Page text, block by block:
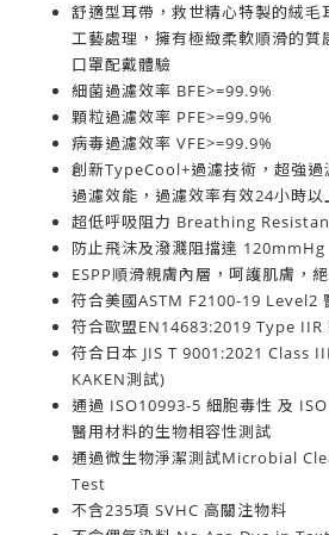
舒適型耳帶，救世精心特製的絨毛
工藝處理，擁有極緻柔軟順滑的質
口罩配戴體驗
細菌過濾效率 BFE>=99.9%
顆粒過濾效率 PFE>=99.9%
病毒過濾效率 VFE>=99.9%
創新TypeCool+過濾技術，超強
過濾效能，過濾效率有效24小時以
超低呼吸阻力 Breathing
防止飛沫及潑濺阻擋達 120mmHg
ESPP順滑親膚內層，呵護肌膚，
符合美國ASTM F2100-19 Level2
符合歐盟EN14683:2019 Type IIR
符合日本 JIS T 9001:2021 Class
KAKEN測試)
通過 ISO10993-5 細胞毒性 及
醫用材料的生物相容性測試
通過微生物淨潔測試Microbial
Test
不含235項 SVHC 高關注物料